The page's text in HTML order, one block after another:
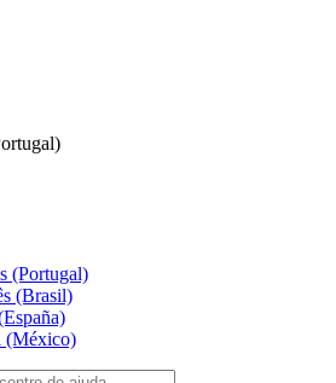
(Portugal)
(Brasil)
(México)